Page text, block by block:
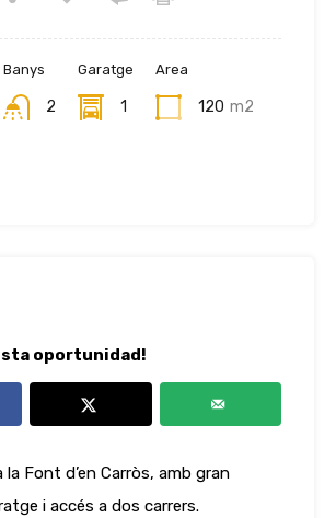
Banys
2
Garatge
1
Area
120 m2
oportunidad!
la Font d’en Carròs, amb gran
i accés a dos carrers.